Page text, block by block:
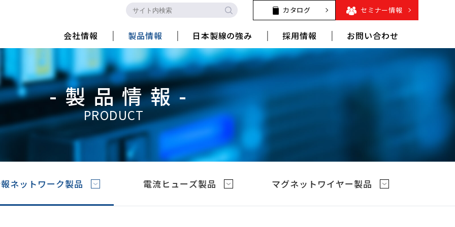
カタログ セミナー情報
会社情報 製品情報 日本製線の強み 採用情報 お問い合わせ
-製品情報-
PRODUCT
ネットワーク製品 電流ヒューズ製品 マグネットワイヤー製品